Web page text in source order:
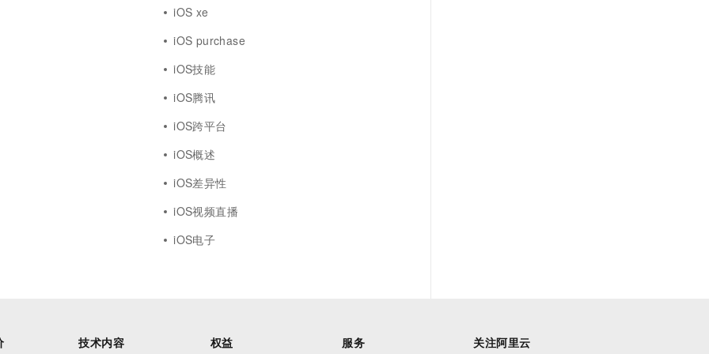
iOS xe
iOS purchase
iOS技能
iOS腾讯
iOS跨平台
iOS概述
iOS差异性
iOS视频直播
iOS电子
技术内容 权益 服务 关注阿里云